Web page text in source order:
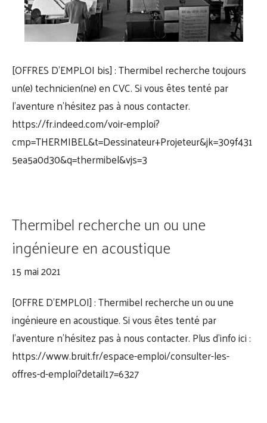
[OFFRES D’EMPLOI bis] : Thermibel recherche toujours
un(e) technicien(ne) en CVC. Si vous êtes tenté par
l’aventure n’hésitez pas à nous contacter.
https://fr.indeed.com/voir-emploi?
cmp=THERMIBEL&t=Dessinateur+Projeteur&jk=309f431
5ea5a0d30&q=thermibel&vjs=3
Thermibel recherche un ou une
ingénieure en acoustique
15 mai 2021
[OFFRE D’EMPLOI] : Thermibel recherche un ou une
ingénieure en acoustique. Si vous êtes tenté par
l’aventure n’hésitez pas à nous contacter. Plus d’info ici :
https://www.bruit.fr/espace-emploi/consulter-les-
offres-d-emploi?detail17=6327